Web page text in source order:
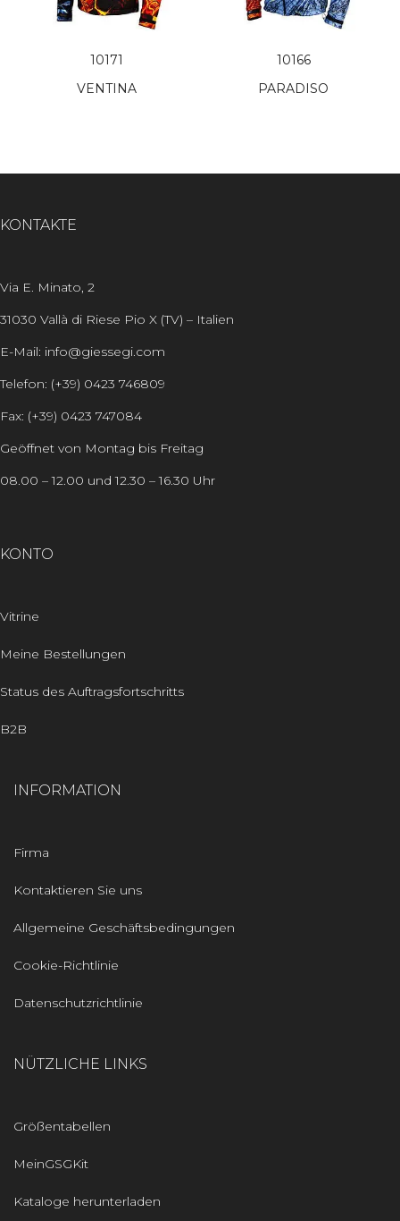
10171
VENTINA
10166
PARADISO
KONTAKTE
Via E. Minato, 2
31030 Vallà di Riese Pio X (TV) – Italien
E-Mail: info@giessegi.com
Telefon: (+39) 0423 746809
Fax: (+39) 0423 747084
Geöffnet von Montag bis Freitag
08.00 – 12.00 und 12.30 – 16.30 Uhr
KONTO
Vitrine
Meine Bestellungen
Status des Auftragsfortschritts
B2B
INFORMATION
Firma
Kontaktieren Sie uns
Allgemeine Geschäftsbedingungen
Cookie-Richtlinie
Datenschutzrichtlinie
NÜTZLICHE LINKS
Größentabellen
MeinGSGKit
Kataloge herunterladen